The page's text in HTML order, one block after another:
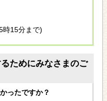
時15分まで)
ためにみなさまのご
ったですか？